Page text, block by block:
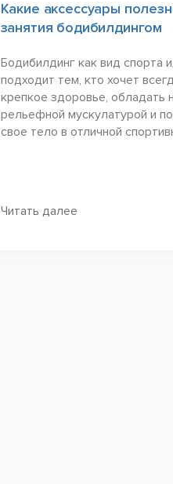
Какие аксессуары
занятия бодибилдингом
Бодибилдинг как вид спорта
подходит тем, кто хочет
крепкое здоровье, обладать
рельефной мускулатурой и
свое тело в отличной
Читать далее